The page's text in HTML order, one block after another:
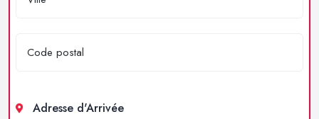
Adresse d'Arrivée